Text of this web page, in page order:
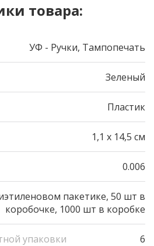
товара:
УФ - Pучки, Тампопечать
Зеленый
Пластик
1,1 х 14,5 см
0.006
пакетике, 50 шт в
коробочке, 1000 шт в коробке
упаковки 6